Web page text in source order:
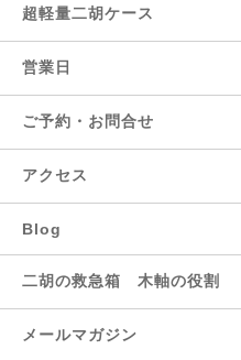
超軽量二胡ケース
営業日
ご予約・お問合せ
アクセス
Blog
二胡の救急箱 木軸の役割
メールマガジン